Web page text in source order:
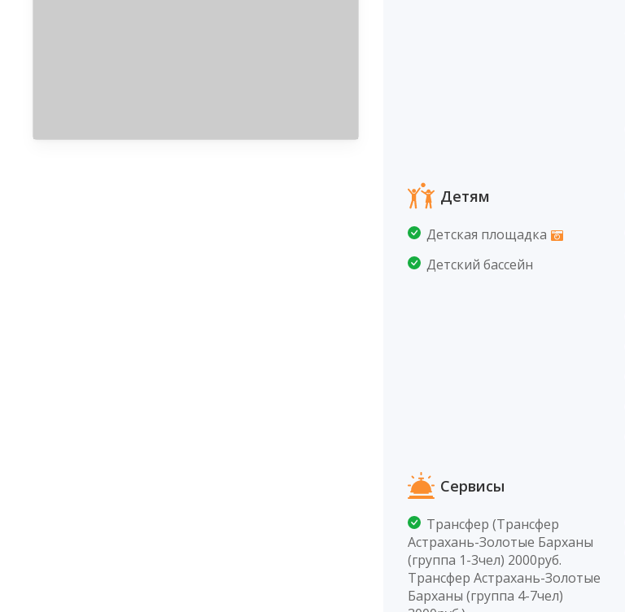
Детям
Детская площадка
Детский бассейн
Сервисы
Трансфер (Трансфер
Астрахань-Золотые Барханы
(группа 1-3чел) 2000руб.
Трансфер Астрахань-Золотые
Барханы (группа 4-7чел)